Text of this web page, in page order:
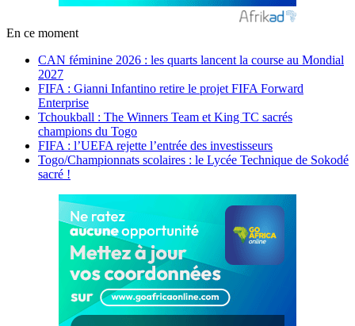
En ce moment
CAN féminine 2026 : les quarts lancent la course au Mondial
2027
FIFA : Gianni Infantino retire le projet FIFA Forward
Enterprise
Tchoukball : The Winners Team et King TC sacrés
champions du Togo
FIFA : l’UEFA rejette l’entrée des investisseurs
Togo/Championnats scolaires : le Lycée Technique de Sokodé
sacré !